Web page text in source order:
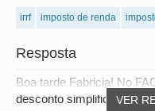
irrf imposto de renda
Resposta
VER
Boa tarde Fabricia! No
desconto simplificado no